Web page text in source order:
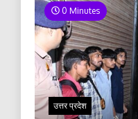
0 Minutes
उत्तर प्रदेश